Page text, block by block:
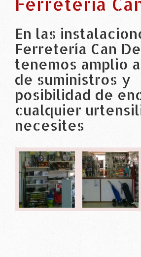
En las
Ferretería Can
tenemos amplio
de suministros y
posibilidad de
cualquier
necesites